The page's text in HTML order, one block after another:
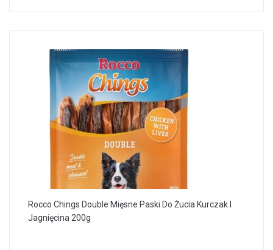
Rocco Chings Double Mięsne Paski Do Żucia Kurczak I
Jagnięcina 200g